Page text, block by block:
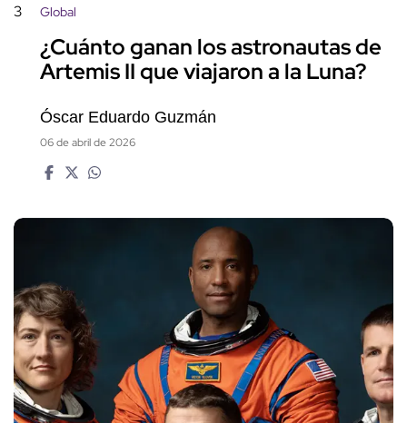
3 Global
¿Cuánto ganan los astronautas de
Artemis II que viajaron a la Luna?
Óscar Eduardo Guzmán
06 de abril de 2026